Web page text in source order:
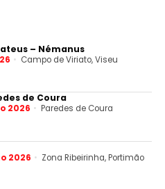
– Némanus
Campo de Viriato, Viseu
de Coura
2026 Paredes de Coura
2026 Zona Ribeirinha, Portimão